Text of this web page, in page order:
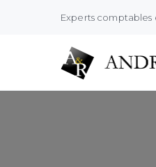
Experts comptables